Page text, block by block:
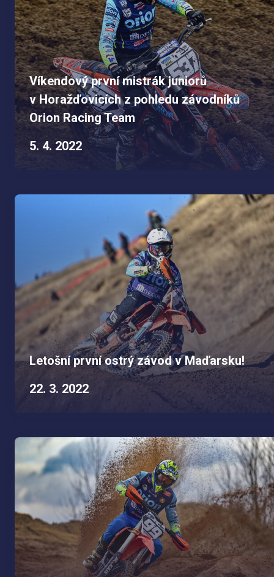
Víkendový první mistrák juniorů
v Horažďovicích z pohledu závodníků
Orion Racing Team
5. 4. 2022
Letošní první ostrý závod v Maďarsku!
22. 3. 2022